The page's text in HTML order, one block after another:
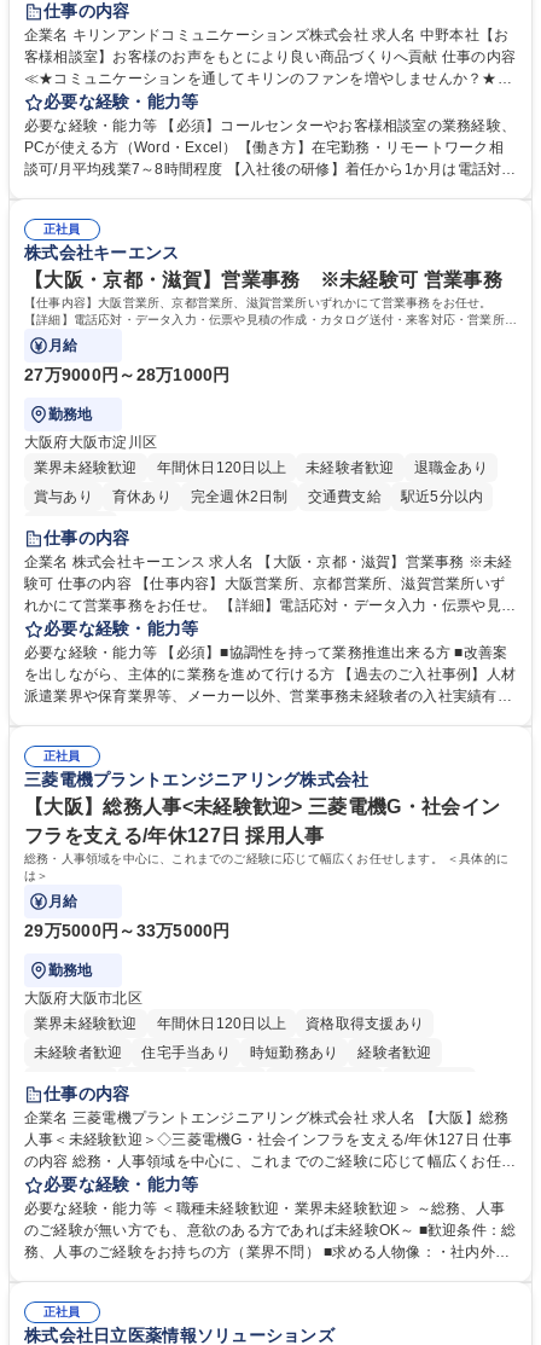
仕事の内容
企業名 キリンアンドコミュニケーションズ株式会社 求人名 中野本社【お
客様相談室】お客様のお声をもとにより良い商品づくりへ貢献 仕事の内容
≪★コミュニケーションを通してキリンのファンを増やしませんか？★≫
お客様のお声をより良い商品づくりに活かしていく上で、窓口となるお客
様相談室でのお仕事です。 日々お客様からいただくキリングループへのご
意見を、企業活動に活かしています。お客様からの声に迅速かつ誠意をも
って対応、情報提供するとともにグループ内活動に反映しています。 【具
平均100件前後■メール・手紙：同上40件前後 募集職種 中野本社【お客様
相談室】お客様のお声をもとにより良い商品づくりへ貢献
必要な経験・能力等
必要な経験・能力等 【必須】コールセンターやお客様相談室の業務経験、
PCが使える方（Word・Excel）【働き方】在宅勤務・リモートワーク相
談可/月平均残業7～8時間程度 【入社後の研修】着任から1か月は電話対応
すのでご安心ください。 【当社について】キリングループの広報機能を担
う会社として、お客様との出会いを大切にし、磨き上げたホスピタリティ
を込めてコミュニケーションをとりながら広報関連業務を行っておりま
す。 学歴・資格 学歴：大学院 大学 高専 短大 専修学校 高校 語学力： 資
格：
正社員
株式会社キーエンス
【大阪・京都・滋賀】営業事務 ※未経験可 営業事務
【仕事内容】大阪営業所、京都営業所、滋賀営業所いずれかにて営業事務をお任せ。
【詳細】電話応対・データ入力・伝票や見積の作成・カタログ送付・来客対応・営業所内
で発生する事務業務や業務改善をお任せ。
月給
27万9000円～28万1000円
勤務地
大阪府大阪市淀川区
業界未経験歓迎
年間休日120日以上 未経験者歓迎
退職金あり
賞与あり
育休あり 完全週休2日制 交通費支給
駅近5分以内
土日祝休み
仕事の内容
企業名 株式会社キーエンス 求人名 【大阪・京都・滋賀】営業事務 ※未経
験可 仕事の内容 【仕事内容】大阪営業所、京都営業所、滋賀営業所いず
れかにて営業事務をお任せ。 【詳細】電話応対・データ入力・伝票や見積
の作成・カタログ送付・来客対応・営業所内で発生する事務業務や業務改
善をお任せ。 【教育制度】ご入社後、育成担当とペアになりながらOJTに
て業務を覚えていただくことが可能です。業務システムがきちんと構築さ
れているため、スムーズに仕事に慣れることができる環境です。また、
募集職種 【大阪・京都・滋賀】営業事務 ※未経験可
必要な経験・能力等
必要な経験・能力等 【必須】■協調性を持って業務推進出来る方 ■改善案
を出しながら、主体的に業務を進めて行ける方 【過去のご入社事例】人材
派遣業界や保育業界等、メーカー以外、営業事務未経験者の入社実績有
えて、お客様や社員の状況に合わせ、能動的なサポート、改善の動きも期
待され。組織を支えるスペシャリストとして、チームに貢献し、結果的に
社員から頼られる存在になることができます。平均19:30の退勤以降の業
務の持ち帰りも禁止されており、メリハリのある働き方となります。 学
歴・資格 学歴：大学院 大学 高専 短大 語学力： 資格：
正社員
三菱電機プラントエンジニアリング株式会社
【大阪】総務人事<未経験歓迎> 三菱電機G・社会イン
フラを支える/年休127日 採用人事
総務・人事領域を中心に、これまでのご経験に応じて幅広くお任せします。 ＜具体的に
は＞
月給
29万5000円～33万5000円
勤務地
大阪府大阪市北区
業界未経験歓迎
年間休日120日以上
資格取得支援あり
未経験者歓迎
住宅手当あり 時短勤務あり
経験者歓迎
退職金あり
駅近5分以内
土日祝休み 服装自由 寮・社宅あり 食事補助あり
仕事の内容
企業名 三菱電機プラントエンジニアリング株式会社 求人名 【大阪】総務
人事＜未経験歓迎＞◇三菱電機G・社会インフラを支える/年休127日 仕事
の内容 総務・人事領域を中心に、これまでのご経験に応じて幅広くお任せ
します。 ＜具体的には＞ ・総務/人事労務（給与・社保・勤怠管理など）
・採用・教育研修 ・福利厚生運用 など ※基本的には事務所勤務ですが、
採用や教育等の業務内容により、関西圏以外への日帰り・宿泊を伴う国内
出張もございます。 ※担当業務を持ちつつ、お互いに助け合いながら、総
必要な経験・能力等
必要な経験・能力等 ＜職種未経験歓迎・業界未経験歓迎＞ ～総務、人事
のご経験が無い方でも、意欲のある方であれば未経験OK～ ■歓迎条件：総
務、人事のご経験をお持ちの方（業界不問） ■求める人物像：・社内外の
正社員
株式会社日立医薬情報ソリューションズ